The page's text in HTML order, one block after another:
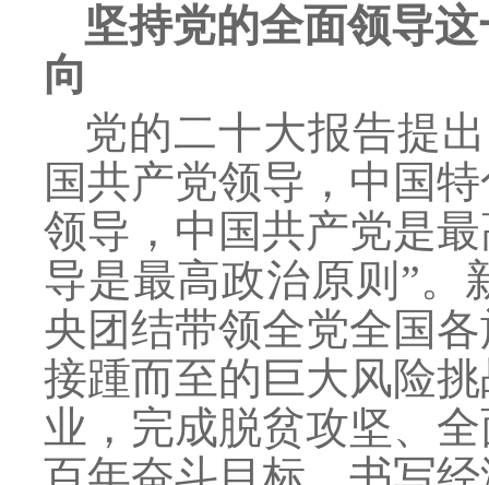
坚持党的全面领导
向
党的二十大报告提
国共产党领导，中国
领导，中国共产党是
导是最高政治原则”。
央团结带领全党全国
接踵而至的巨大风险
业，完成脱贫攻坚、